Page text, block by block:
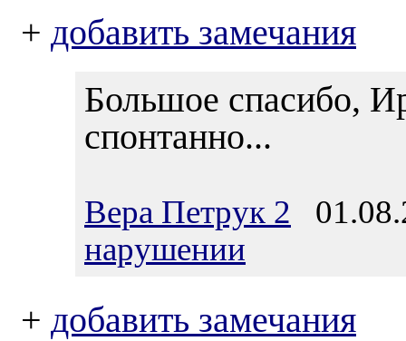
+ добавить замечания
Большое спасибо,
спонтанно...
Вера Петрук 2
нарушении
+ добавить замечания